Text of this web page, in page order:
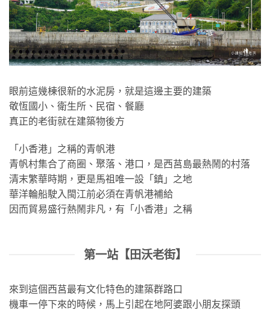
眼前這幾棟很新的水泥房，就是這邊主要的建築
敬恆國小、衛生所、民宿、餐廳
真正的老街就在建築物後方
「小香港」之稱的青帆港
青帆村集合了商圈、聚落、港口，是西莒島最熱鬧的村落
清末繁華時期，更是馬祖唯一設「鎮」之地
華洋輪船駛入閩江前必須在青帆港補給
因而貿易盛行熱鬧非凡，有「小香港」之稱
第一站【田沃老街】
來到這個西莒最有文化特色的建築群路口
機車一停下來的時候，馬上引起在地阿婆跟小朋友探頭